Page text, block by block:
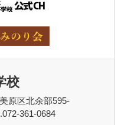
校
原区北余部595-
361-0684